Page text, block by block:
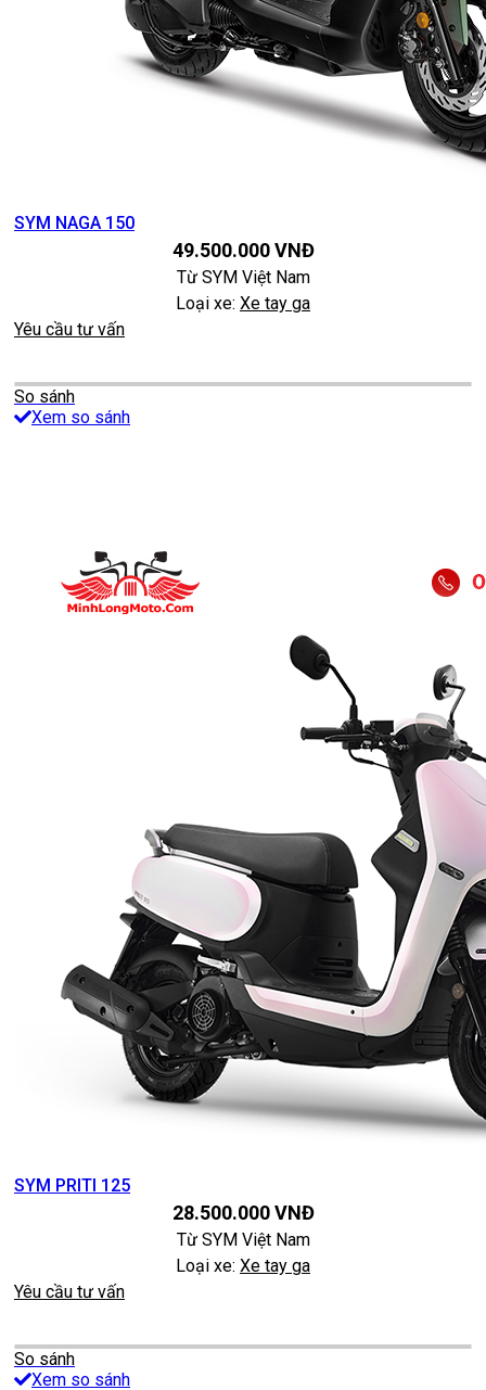
SYM NAGA 150
49.500.000VNĐ
Từ SYM Việt Nam
Loại xe: Xe tay ga
Yêu cầu tư vấn
So sánh
Xem so sánh
SYM PRITI 125
28.500.000VNĐ
Từ SYM Việt Nam
Loại xe: Xe tay ga
Yêu cầu tư vấn
So sánh
Xem so sánh